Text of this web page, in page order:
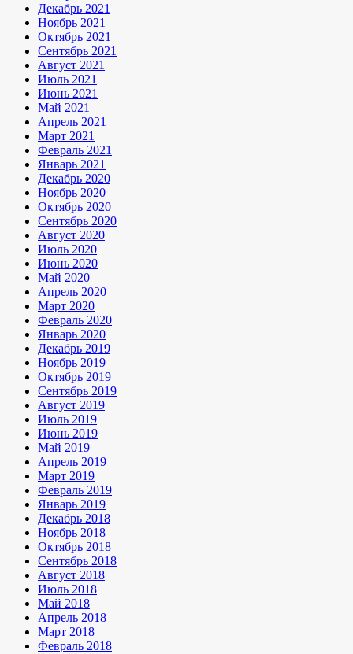
Декабрь 2021
Ноябрь 2021
Октябрь 2021
Сентябрь 2021
Август 2021
Июль 2021
Июнь 2021
Май 2021
Апрель 2021
Март 2021
Февраль 2021
Январь 2021
Декабрь 2020
Ноябрь 2020
Октябрь 2020
Сентябрь 2020
Август 2020
Июль 2020
Июнь 2020
Май 2020
Апрель 2020
Март 2020
Февраль 2020
Январь 2020
Декабрь 2019
Ноябрь 2019
Октябрь 2019
Сентябрь 2019
Август 2019
Июль 2019
Июнь 2019
Май 2019
Апрель 2019
Март 2019
Февраль 2019
Январь 2019
Декабрь 2018
Ноябрь 2018
Октябрь 2018
Сентябрь 2018
Август 2018
Июль 2018
Май 2018
Апрель 2018
Март 2018
Февраль 2018